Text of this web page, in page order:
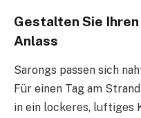
Gestalten Sie
Anlass
Sarongs passen sich
Für einen Tag am
in ein lockeres, luftiges